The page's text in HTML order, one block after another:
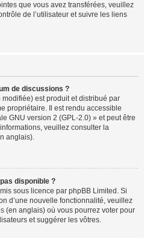
que vous avez transférées, veuillez
de l’utilisateur et suivre les liens
de discussions ?
est produit et distribué par
propriétaire. Il est rendu accessible
GNU version 2 (GPL-2.0) » et peut être
veuillez consulter la
anglais).
disponible ?
sous licence par phpBB Limited. Si
d’une nouvelle fonctionnalité, veuillez
(en anglais) où vous pourrez voter pour
et suggérer les vôtres.